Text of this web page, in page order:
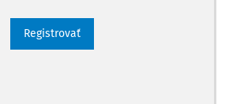
Registrovať